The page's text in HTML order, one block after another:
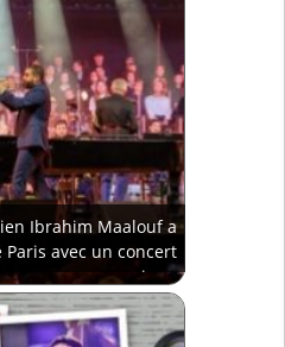
Ibrahim Maalouf a
avec un concert
magique